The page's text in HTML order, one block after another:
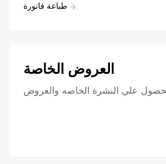
طباعة فاتورة
العروض الخاصة
علي النشرة الخاصه والعروض